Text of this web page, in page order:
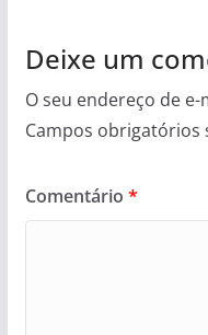
Deixe um
O seu endereço de
Campos obrigatórios
Comentário *